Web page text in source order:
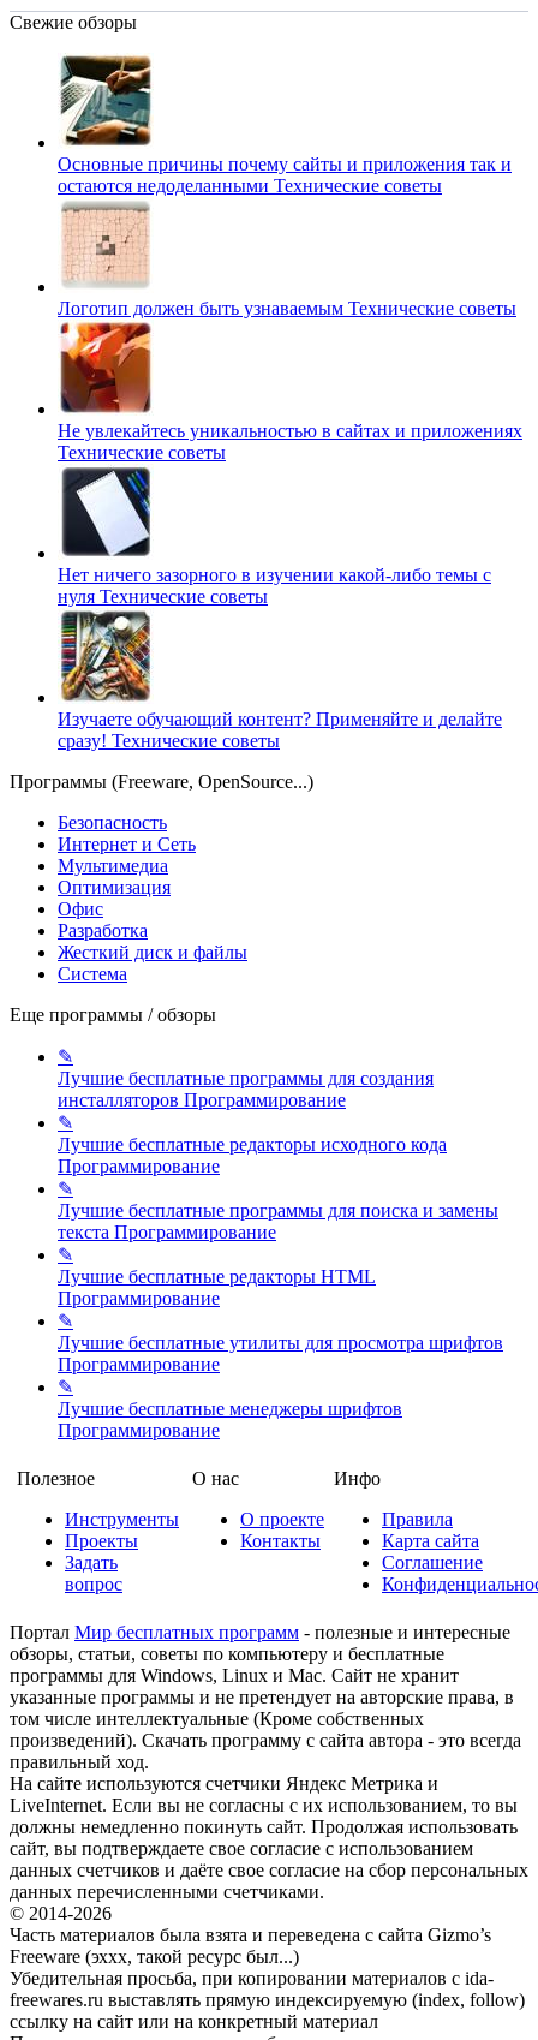
Свежие обзоры
Основные причины почему сайты и приложения так и
остаются недоделанными Технические советы
Логотип должен быть узнаваемым Технические советы
Не увлекайтесь уникальностью в сайтах и приложениях
Технические советы
Нет ничего зазорного в изучении какой-либо темы с
нуля Технические советы
Изучаете обучающий контент? Применяйте и делайте
сразу! Технические советы
Программы (Freeware, OpenSource...)
Безопасность
Интернет и Сеть
Мультимедиа
Оптимизация
Офис
Разработка
Жесткий диск и файлы
Система
Еще программы / обзоры
✎
Лучшие бесплатные программы для создания
инсталляторов Программирование
✎
Лучшие бесплатные редакторы исходного кода
Программирование
✎
Лучшие бесплатные программы для поиска и замены
текста Программирование
✎
Лучшие бесплатные редакторы HTML
Программирование
✎
Лучшие бесплатные утилиты для просмотра шрифтов
Программирование
✎
Лучшие бесплатные менеджеры шрифтов
Программирование
Полезное
Инструменты
Проекты
Задать
вопрос
О нас
О проекте
Контакты
Инфо
Правила
Карта сайта
Соглашение
Портал Мир бесплатных программ - полезные и интересные
обзоры, статьи, советы по компьютеру и бесплатные
программы для Windows, Linux и Mac. Сайт не хранит
указанные программы и не претендует на авторские права, в
том числе интеллектуальные (Кроме собственных
произведений). Скачать программу с сайта автора - это всегда
правильный ход.
На сайте используются счетчики Яндекс Метрика и
LiveInternet. Если вы не согласны с их использованием, то вы
должны немедленно покинуть сайт. Продолжая использовать
сайт, вы подтверждаете свое согласие с использованием
данных счетчиков и даёте свое согласие на сбор персональных
данных перечисленными счетчиками.
© 2014-2026
Часть материалов была взята и переведена с сайта Gizmo’s
Freeware (эххх, такой ресурс был...)
Убедительная просьба, при копировании материалов с ida-
freewares.ru выставлять прямую индексируемую (index, follow)
ссылку на сайт или на конкретный материал